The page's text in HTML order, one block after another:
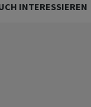
INTERESSIEREN